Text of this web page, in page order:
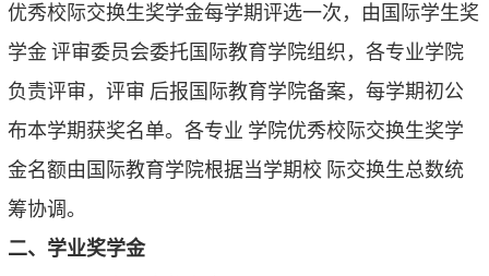
优秀校际交换生奖学金每学期评选一次，由国际学生奖
学金 评审委员会委托国际教育学院组织，各专业学院
负责评审，评审 后报国际教育学院备案，每学期初公
布本学期获奖名单。各专业 学院优秀校际交换生奖学
金名额由国际教育学院根据当学期校 际交换生总数统
筹协调。
二、学业奖学金